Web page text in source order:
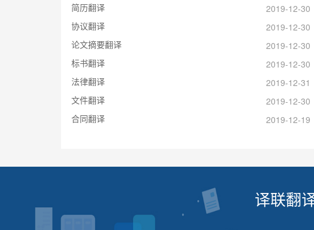
简历翻译 2019-12-30
协议翻译
2019-12-30
论文摘要翻译
2019-12-30
标书翻译
2019-12-30
法律翻译
2019-12-31
文件翻译
2019-12-30
合同翻译
2019-12-19
译联翻